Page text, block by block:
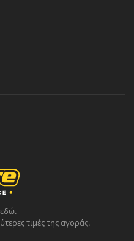
τιμές της αγοράς.